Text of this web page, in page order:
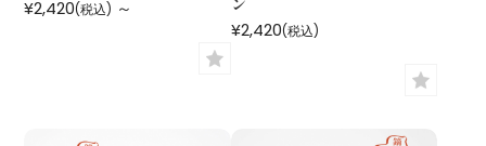
¥2,420(税込) ～
¥2,420(税込)